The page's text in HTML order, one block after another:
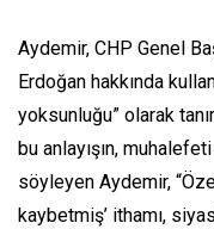
Aydemir, CHP Genel
Erdoğan hakkında
yoksunluğu” olarak
bu anlayışın,
söyleyen Aydemir,
kaybetmiş’ ithamı,